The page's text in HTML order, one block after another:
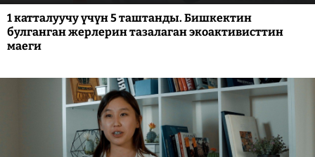
1 катталуучу үчүн 5 таштанды. Бишкектин
булганган жерлерин тазалаган экоактивисттин
маеги